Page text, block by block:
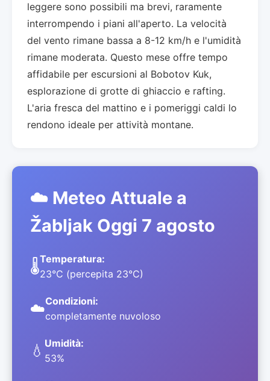
leggere sono possibili ma brevi, raramente
interrompendo i piani all'aperto. La velocità
del vento rimane bassa a 8-12 km/h e l'umidità
rimane moderata. Questo mese offre tempo
affidabile per escursioni al Bobotov Kuk,
esplorazione di grotte di ghiaccio e rafting.
L'aria fresca del mattino e i pomeriggi caldi lo
rendono ideale per attività montane.
☁️ Meteo Attuale a
Žabljak Oggi 7 agosto
🌡️Temperatura:
23°C (percepita 23°C)
☁️Condizioni:
completamente nuvoloso
💧 Umidità:
53%